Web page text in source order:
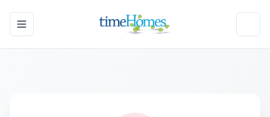
Toggle navigation menu